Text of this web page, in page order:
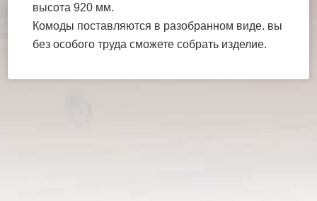
высота 920 мм.
Комоды поставляются в разобранном виде. вы
без особого труда сможете собрать изделие.